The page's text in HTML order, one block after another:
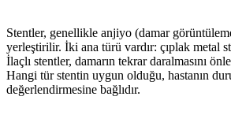
Stentler, genellikle anjiyo (damar
yerleştirilir. İki ana türü vardır: çıplak metal
İlaçlı stentler, damarın tekrar daralmasını
Hangi tür stentin uygun olduğu, hastanın
değerlendirmesine bağlıdır.